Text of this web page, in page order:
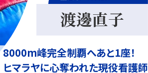
渡邊直子
8000m峰完全制覇へあと1座！
ヒマラヤに心奪われた現役看護師